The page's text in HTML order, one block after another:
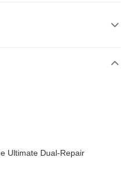
Ultimate Dual-Repair